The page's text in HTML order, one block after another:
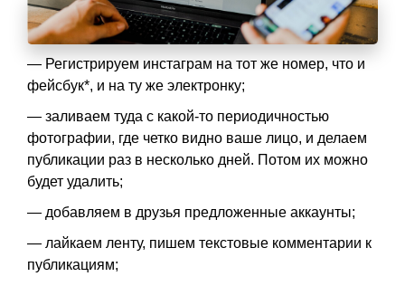
— Регистрируем инстаграм на тот же номер, что и
фейсбук*, и на ту же электронку;
— заливаем туда с какой-то периодичностью
фотографии, где четко видно ваше лицо, и делаем
публикации раз в несколько дней. Потом их можно
будет удалить;
— добавляем в друзья предложенные аккаунты;
— лайкаем ленту, пишем текстовые комментарии к
публикациям;